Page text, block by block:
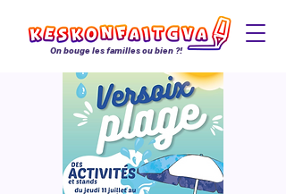
On bouge les familles ou bien ?!